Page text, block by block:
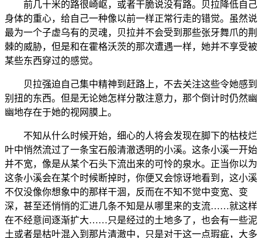
前几十米的路很崎岖，或者干脆说没有路。贝拉降低自己
身体的重心，给自己一种像以前一样正常行走的错觉。虽然说
最为一个子虚乌有的灵魂，贝拉并不会受到那些张牙舞爪的荆
棘的威胁，但是和在霍格沃茨的那次遭遇一样，她并不享受被
某些东西穿过的感觉。
贝拉强迫自己集中精神到赶路上，不去关注这些令她感到
别扭的东西。但是无论她怎样分散注意力，那个倒计时仍然幽
幽地存在于她的视网膜上。
不知从什么时候开始，细心的人将会发现在脚下的枯枝烂
叶中悄然流过了一条宝石般清澈透明的小溪。这条小溪一开始
并不宽，像是从某个石头下流出来的可怜的泉水。正当你以为
这条小溪会在某个时候断掉时，你便又会惊讶地看到，这小溪
不仅没像你想象中的那样干涸，反而在不知不觉中变宽、变
深，甚至还悄悄的汇进几条不知是从哪里来的支流……就这样
在不经意间逐渐扩大……只是经过的土地多了，也会有一些泥
土或者是枯叶混入到那片清澈中，只是对于这一点瑕疵，大多